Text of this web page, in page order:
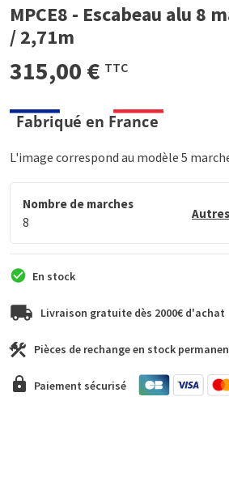
MPCE8 - Escabeau alu 8
/ 2,71m
315,00 € TTC
L'image correspond au modèle 5
Nombre de marches
8
En stock
Livraison gratuite dès 2000€ d'achat
Pièces de rechange en stock
Paiement sécurisé